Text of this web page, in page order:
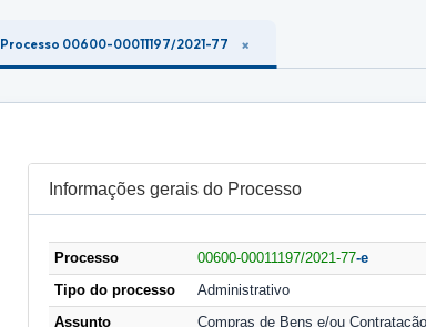
Processo 00600-00011197/2021-77
Informações gerais do Processo
Processo 00600-00011197/2021-77-e
Tipo do processo
Administrativo
Assunto
Compras de Bens e/ou